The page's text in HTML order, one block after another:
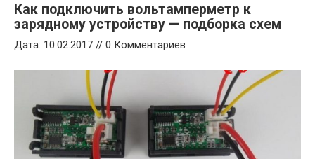
Как подключить вольтамперметр к
зарядному устройству — подборка схем
Дата: 10.02.2017 // 0 Комментариев